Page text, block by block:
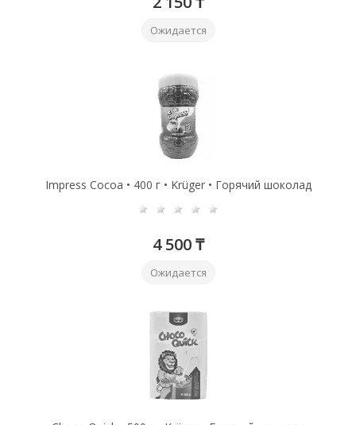
Ожидается
Impress Cocoa • 400 г • Krüger • Горячий шоколад
4 500 ₸
Ожидается